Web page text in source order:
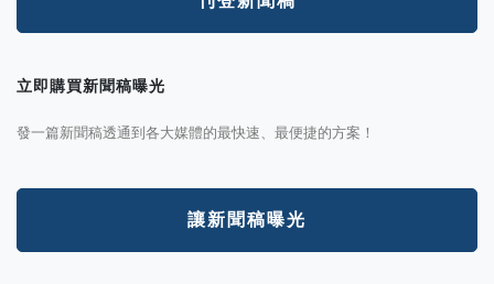
立即購買新聞稿曝光
發一篇新聞稿透通到各大媒體的最快速、最便捷的方案！
讓新聞稿曝光